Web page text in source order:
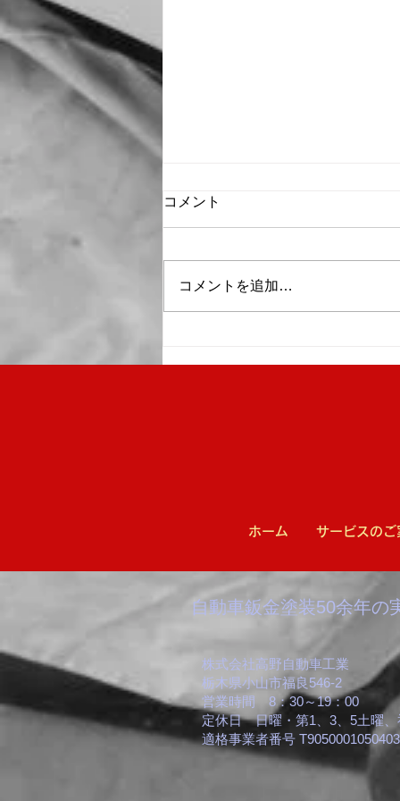
ム」を実施しています
コメント
コメントを追加…
ホーム サービスのご
自動車鈑金塗装50余年の
株式会社高野自動車工業
栃木県小山市福良546-2
営業時間 8：30～19：00
定休日 日曜・第1、3、5土曜、
適格事業者番号 T9050001050403